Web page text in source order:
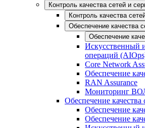
Контроль качества сетей и
Контроль качества
Обеспечение качества
Обеспечение
Искусственный
операций
Core Network
Обеспечение
RAN Assurance
Мониторинг
Обеспечение качества
Обеспечение
Обеспечение